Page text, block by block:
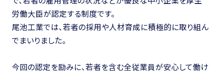
労働大臣が認定する制度です。
尾池工業では、若者の採用や人材育成に積極的に取り組ん
でまいりました。
今回の認定を励みに、若者を含む全従業員が安心して働け